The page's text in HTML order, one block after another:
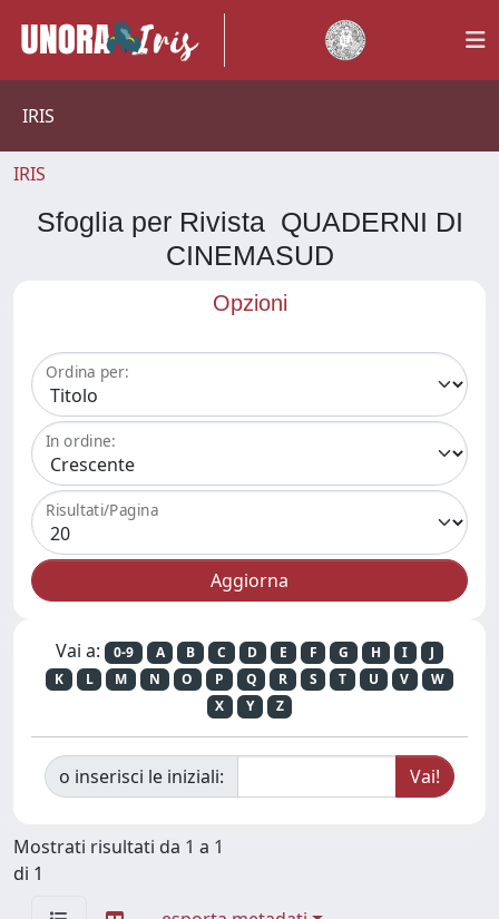
IRIS
IRIS
Sfoglia per Rivista QUADERNI DI
CINEMASUD
Opzioni
Ordina per:
In ordine:
Risultati/Pagina
Vai a: 0-9 A B C D E F G H I
J
K
L M N O P Q R S T U V
W
X
Y Z
o inserisci le iniziali:
Mostrati risultati da 1 a 1
di 1